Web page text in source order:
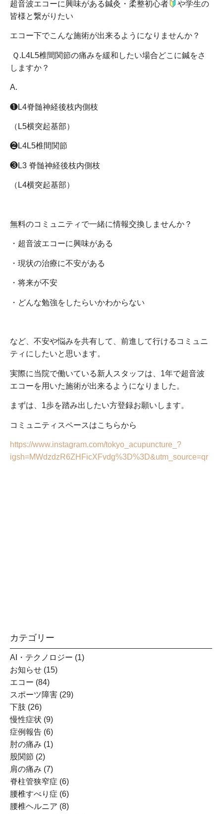
超音波エコーに興味がある鍼灸・柔整初心者
や学生の
皆様と繋がりたい
エコー下でこんな施術が出来るようになりませんか？
Ｑ.L4L5椎間関節の痛みを緩和したい場合どこに鍼をさ
しますか？
A.
❶L4脊髄神経後枝内側枝
（ L5横突起基部）
❷L4L5椎間関節
❸L3 脊髄神経後枝内側枝
（ L4横突起基部）
無料のコミュニティで一緒に情報交換しませんか？
・超音波エコーに興味がある
・現状の治療に不安がある
・将来が不安
・どんな勉強をしたらいかわからない
など、不安や悩みを共有して、前進して行けるコミュニ
ティにしたいと思います。
実際に当院で働いている新人スタッフは、 1年で超音波
エコーを用いた施術が出来るようになりました。
まずは、 1歩を踏み出したい方登録お願いします。
コミュニティスペースはこちらから
https://www.instagram.com/tokyo_acupuncture_?
igsh=MWdzdzR6ZHFicXFvdg%3D%3D&utm_source=qr
カテゴリー
AI・テクノロジー (1)
お知らせ (15)
エコー (84)
スポーツ障害 (29)
下肢 (26)
慢性症状 (9)
症例報告 (6)
肘の痛み (1)
股関節 (2)
肩の痛み (7)
脊柱管狭窄症 (6)
腰椎すべり症 (6)
腰椎ヘルニア (8)